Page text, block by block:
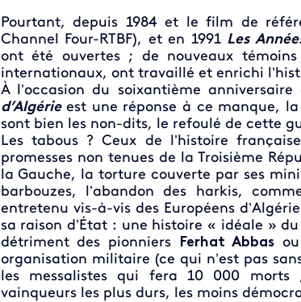
Pourtant, depuis 1984 et le film de
Channel Four-RTBF), et en 1991 Les
ont été ouvertes ; de nouveaux
internationaux, ont travaillé et enrichi
À l’occasion du soixantième
d’Algérieest une réponse à ce manque,
sont bien les non-dits, le refoulé de cette
Les tabous ? Ceux de l’histoire
promesses non tenues de la Troisième
la Gauche, la torture couverte par ses
barbouzes, l’abandon des harkis,
entretenu vis-à-vis des Européens
sa raison d’État : une histoire « idéale »
détriment des pionniers
Ferhat Abbas ou
organisation militaire (ce qui n’est pas
les messalistes qui fera 10 000 morts
vainqueurs les plus durs, les moins